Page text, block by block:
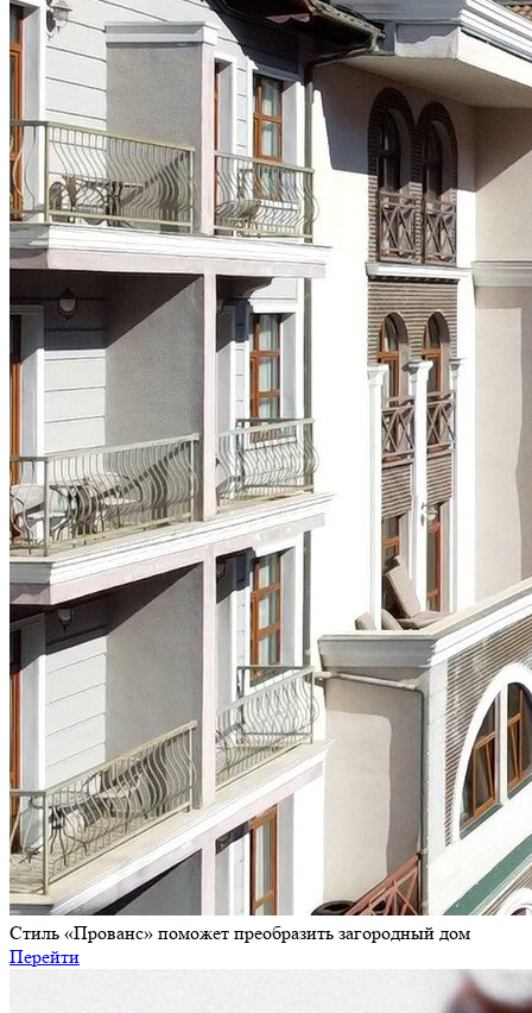
Стиль «Прованс» поможет преобразить загородный дом
Перейти